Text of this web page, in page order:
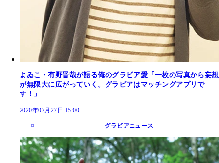
よゐこ・有野晋哉が語る俺のグラビア愛「一枚の写真から妄想
が無限大に広がっていく。グラビアはマッチングアプリで
す！」
2020年07月27日 15:00
グラビアニュース